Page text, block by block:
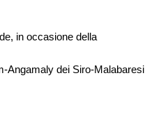
in occasione della
Angamaly dei Siro-Malabaresi